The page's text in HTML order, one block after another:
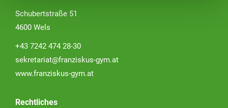
Schubertstraße 51
4600 Wels
+43 7242 474 28-30
sekretariat@franziskus-gym.at
www.franziskus-gym.at
Rechtliches